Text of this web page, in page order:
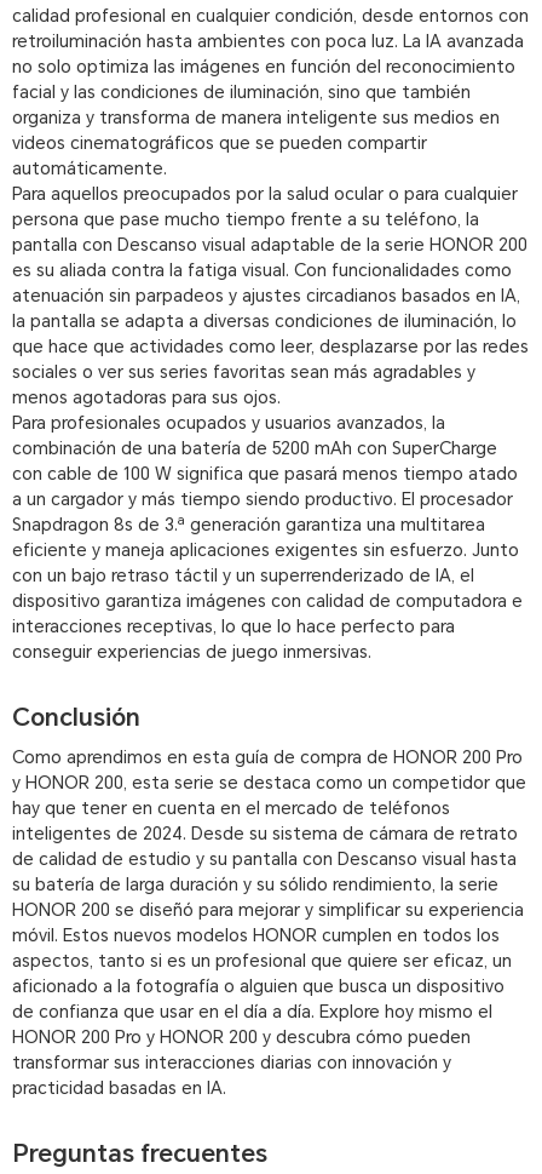
calidad profesional en cualquier condición, desde entornos con
retroiluminación hasta ambientes con poca luz. La IA avanzada
no solo optimiza las imágenes en función del reconocimiento
facial y las condiciones de iluminación, sino que también
organiza y transforma de manera inteligente sus medios en
videos cinematográficos que se pueden compartir
automáticamente.
Para aquellos preocupados por la salud ocular o para cualquier
persona que pase mucho tiempo frente a su teléfono, la
pantalla con Descanso visual adaptable de la serie HONOR 200
es su aliada contra la fatiga visual. Con funcionalidades como
atenuación sin parpadeos y ajustes circadianos basados en IA,
la pantalla se adapta a diversas condiciones de iluminación, lo
que hace que actividades como leer, desplazarse por las redes
sociales o ver sus series favoritas sean más agradables y
menos agotadoras para sus ojos.
Para profesionales ocupados y usuarios avanzados, la
combinación de una batería de 5200 mAh con SuperCharge
con cable de 100 W significa que pasará menos tiempo atado
a un cargador y más tiempo siendo productivo. El procesador
Snapdragon 8s de 3.ª generación garantiza una multitarea
eficiente y maneja aplicaciones exigentes sin esfuerzo. Junto
con un bajo retraso táctil y un superrenderizado de IA, el
dispositivo garantiza imágenes con calidad de computadora e
interacciones receptivas, lo que lo hace perfecto para
conseguir experiencias de juego inmersivas.
Conclusión
Como aprendimos en esta guía de compra de HONOR 200 Pro
y HONOR 200, esta serie se destaca como un competidor que
hay que tener en cuenta en el mercado de teléfonos
inteligentes de 2024. Desde su sistema de cámara de retrato
de calidad de estudio y su pantalla con Descanso visual hasta
su batería de larga duración y su sólido rendimiento, la serie
HONOR 200 se diseñó para mejorar y simplificar su experiencia
móvil. Estos nuevos modelos HONOR cumplen en todos los
aspectos, tanto si es un profesional que quiere ser eficaz, un
aficionado a la fotografía o alguien que busca un dispositivo
de confianza que usar en el día a día. Explore hoy mismo el
HONOR 200 Pro y HONOR 200 y descubra cómo pueden
transformar sus interacciones diarias con innovación y
practicidad basadas en IA.
Preguntas frecuentes